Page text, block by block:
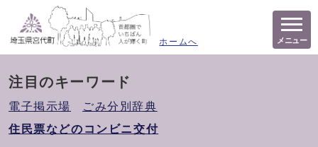
ホームへ メニュー
注目のキーワード
電子掲示場
ごみ分別辞典
住民票などのコンビニ交付